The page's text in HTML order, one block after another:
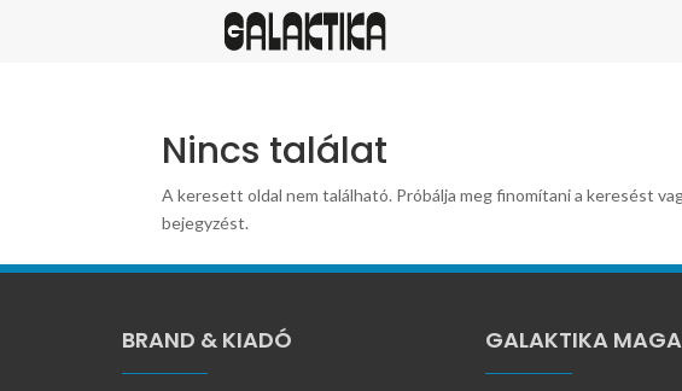
Nincs találat
A keresett oldal nem található. Próbálja meg finomítani a keresést
bejegyzést.
BRAND & KIADÓ GALAKTIKA